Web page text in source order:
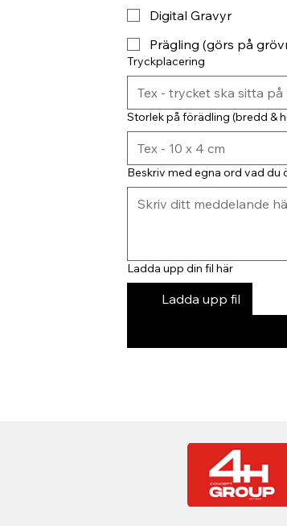
Digital Gravyr
Prägling (görs på
Tryckplacering
Storlek på förädling (bredd &
Beskriv med egna ord vad du
Ladda upp din fil här
Ladda upp fil